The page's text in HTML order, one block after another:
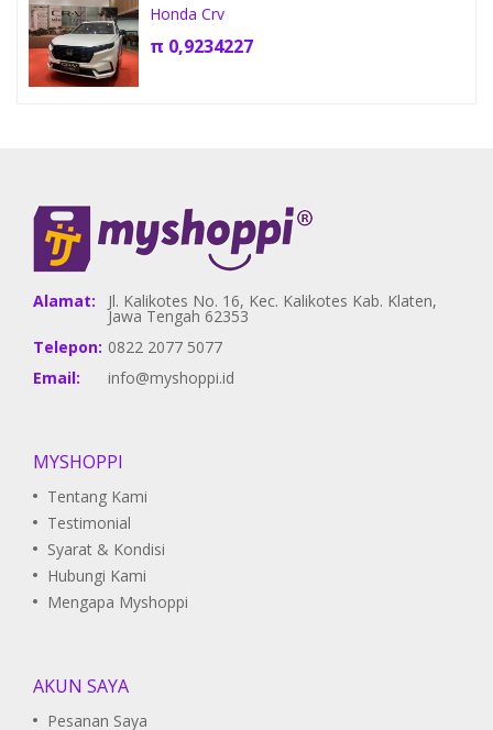
Honda Crv
π 0,9234227
Alamat: Jl. Kalikotes No. 16, Kec. Kalikotes Kab. Klaten,
Jawa Tengah 62353
Telepon: 0822 2077 5077
Email:
info@myshoppi.id
MYSHOPPI
Tentang Kami
Testimonial
Syarat & Kondisi
Hubungi Kami
Mengapa Myshoppi
AKUN SAYA
Pesanan Saya